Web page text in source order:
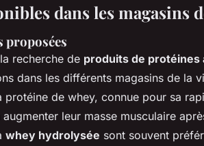
dans les magasins
proposées
recherche de produits de protéines
dans les différents magasins de la
protéine de whey, connue pour sa
leur masse musculaire
whey hydrolysée sont souvent